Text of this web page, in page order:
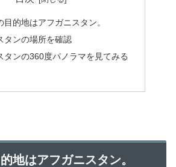
目的地はアフガニスタン。
タンの場所を確認
タンの360度パノラマを見てみる
地はアフガニスタン。